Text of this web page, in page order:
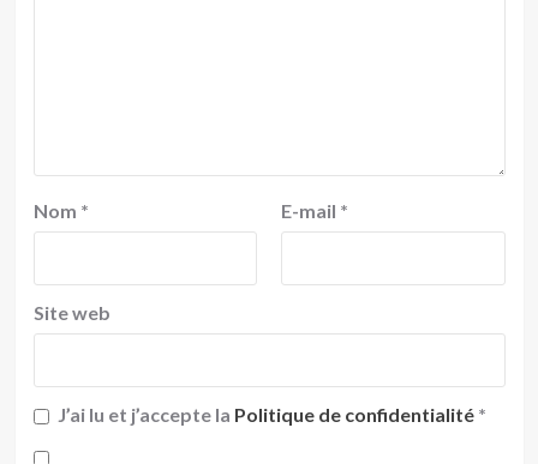
Nom * E-mail *
Site web
J’ai lu et j’accepte la Politique de confidentialité *